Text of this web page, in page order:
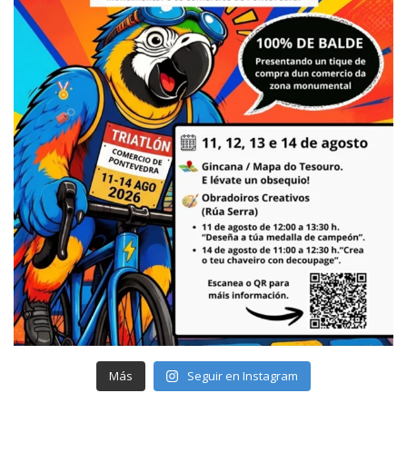
Más Seguir en Instagram